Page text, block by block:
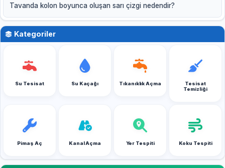
Tavanda kolon boyunca oluşan sarı çizgi nedendir?
Kategoriler
Su Tesisat Su Kaçağı Tıkanıklık Açma
Tesisat
Temizliği
Pimaş Aç Kanal Açma Yer Tespiti Koku Tespiti